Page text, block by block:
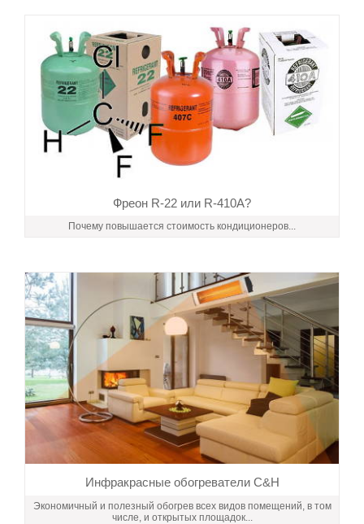
Фреон R-22 или R-410A?
Почему повышается стоимость кондиционеров...
Инфракрасные обогреватели C&H
Экономичный и полезный обогрев всех видов помещений, в том
числе, и открытых площадок...